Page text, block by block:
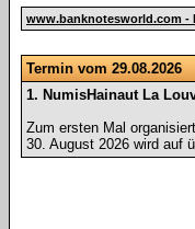
www.banknotesworld.com -
Termin vom 29.08.2026
1. NumisHainaut La
Zum ersten Mal
30. August 2026 wird auf